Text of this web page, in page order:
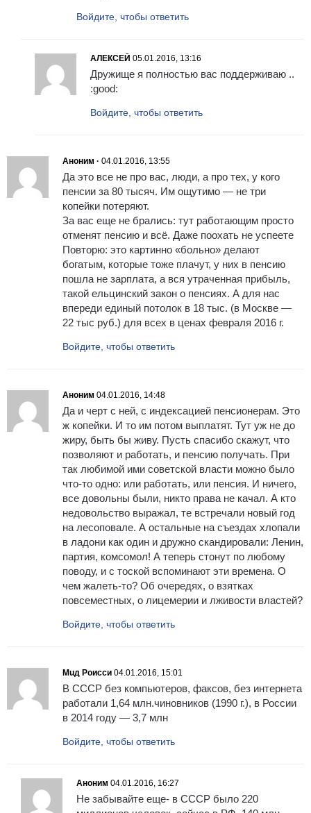
Войдите, чтобы ответить
АЛЕКСЕЙ 05.01.2016, 13:16
Дружище я полностью вас поддерживаю ..
:good:
Войдите, чтобы ответить
Аноним · 04.01.2016, 13:55
Да это все не про вас, люди, а про тех, у кого
пенсии за 80 тысяч. Им ощутимо — не три
копейки потеряют.
За вас еще не брались: тут работающим просто
отменят пенсию и всё. Даже поохать не успеете
Повторю: это картинно «больно» делают
богатым, которые тоже плачут, у них в пенсию
пошла не зарплата, а вся утраченная прибыль,
такой ельцинский закон о пенсиях. А для нас
впереди единый потолок в 18 тыс. (в Москве —
22 тыс руб.) для всех в ценах февраля 2016 г.
Войдите, чтобы ответить
Аноним 04.01.2016, 14:48
Да и черт с ней, с индексацией пенсионерам. Это
ж копейки. И то им потом выплатят. Тут уж не до
жиру, быть бы живу. Пусть спасибо скажут, что
позволяют и работать, и пенсию получать. При
так любимой ими советской власти можно было
что-то одно: или работать, или пенсия. И ничего,
все довольны были, никто права не качал. А кто
недовольство выражал, те встречали новый год
на лесоповале. А остальные на съездах хлопали
в ладони как один и дружно скандировали: Ленин,
партия, комсомол! А теперь стонут по любому
поводу, и с тоской вспоминают эти времена. О
чем жалеть-то? Об очередях, о взятках
повсеместных, о лицемерии и лживости властей?
Войдите, чтобы ответить
Мuд Роисси 04.01.2016, 15:01
В СССР без компьютеров, факсов, без интернета
работали 1,64 млн.чиновников (1990 г.), в России
в 2014 году — 3,7 млн
Войдите, чтобы ответить
Аноним 04.01.2016, 16:27
Не забывайте еще- в СССР было 220